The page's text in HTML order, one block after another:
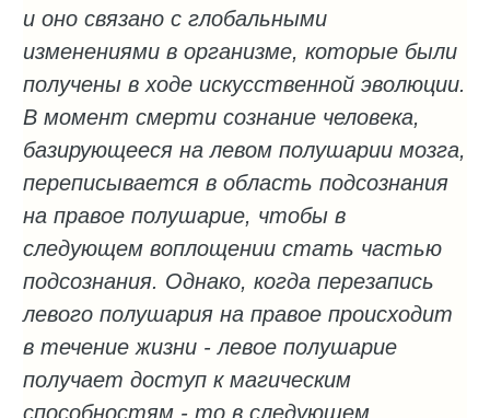
и оно связано с глобальными
изменениями в организме, которые были
получены в ходе искусственной эволюции.
В момент смерти сознание человека,
базирующееся на левом полушарии мозга,
переписывается в область подсознания
на правое полушарие, чтобы в
следующем воплощении стать частью
подсознания. Однако, когда перезапись
левого полушария на правое происходит
в течение жизни - левое полушарие
получает доступ к магическим
способностям - то в следующем